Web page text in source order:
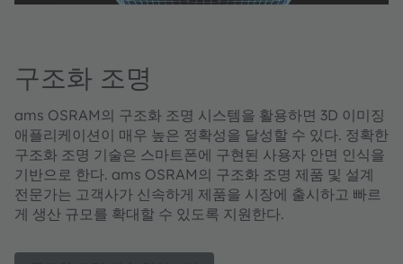
구조화 조명
ams OSRAM의 구조화 조명 시스템을 활용하면 3D 이미징
애플리케이션이 매우 높은 정확성을 달성할 수 있다. 정확한
구조화 조명 기술은 스마트폰에 구현된 사용자 안면 인식을
기반으로 한다. ams OSRAM의 구조화 조명 제품 및 설계
전문가는 고객사가 신속하게 제품을 시장에 출시하고 빠르
게 생산 규모를 확대할 수 있도록 지원한다.